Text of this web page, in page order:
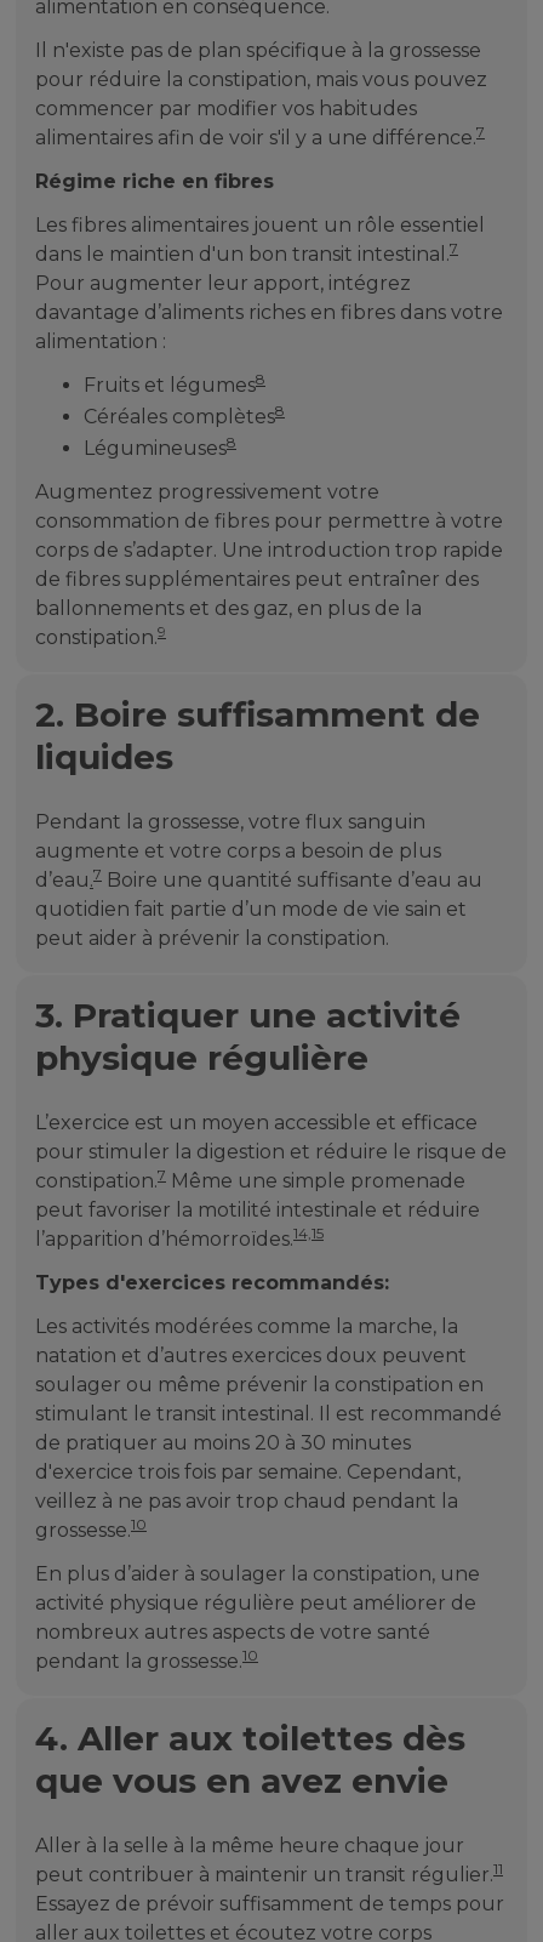
alimentation en conséquence.
Il n'existe pas de plan spécifique à la grossesse
pour réduire la constipation, mais vous pouvez
commencer par modifier vos habitudes
alimentaires afin de voir s'il y a une différence.7
Régime riche en fibres
Les fibres alimentaires jouent un rôle essentiel
dans le maintien d'un bon transit intestinal.7
Pour augmenter leur apport, intégrez
davantage d’aliments riches en fibres dans votre
alimentation :
Fruits et légumes8
Céréales complètes8
Légumineuses8
Augmentez progressivement votre
consommation de fibres pour permettre à votre
corps de s’adapter. Une introduction trop rapide
de fibres supplémentaires peut entraîner des
ballonnements et des gaz, en plus de la
constipation.9
2. Boire suffisamment de
liquides
Pendant la grossesse, votre flux sanguin
augmente et votre corps a besoin de plus
d’eau.7 Boire une quantité suffisante d’eau au
quotidien fait partie d’un mode de vie sain et
peut aider à prévenir la constipation.
3. Pratiquer une activité
physique régulière
L’exercice est un moyen accessible et efficace
pour stimuler la digestion et réduire le risque de
constipation.7 Même une simple promenade
peut favoriser la motilité intestinale et réduire
l’apparition d’hémorroïdes.14,15
Types d'exercices recommandés:
Les activités modérées comme la marche, la
natation et d’autres exercices doux peuvent
soulager ou même prévenir la constipation en
stimulant le transit intestinal. Il est recommandé
de pratiquer au moins 20 à 30 minutes
d'exercice trois fois par semaine. Cependant,
veillez à ne pas avoir trop chaud pendant la
grossesse.10
En plus d’aider à soulager la constipation, une
activité physique régulière peut améliorer de
nombreux autres aspects de votre santé
pendant la grossesse.10
4. Aller aux toilettes dès
que vous en avez envie
Aller à la selle à la même heure chaque jour
peut contribuer à maintenir un transit régulier.11
Essayez de prévoir suffisamment de temps pour
aller aux toilettes et écoutez votre corps